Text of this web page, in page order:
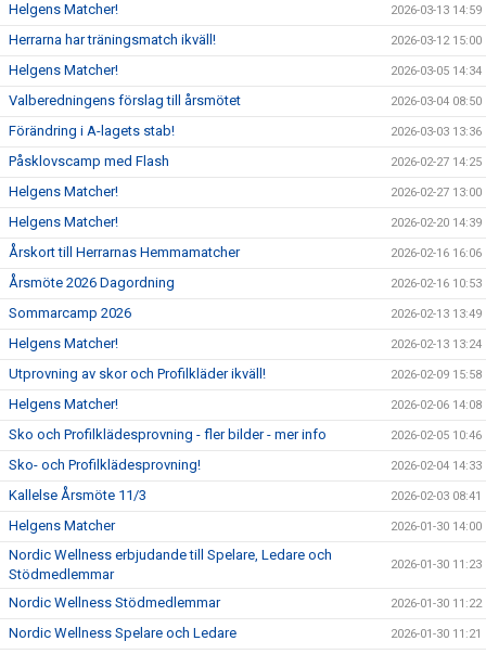
Helgens Matcher! 2026-03-13 14:59
Herrarna har träningsmatch ikväll! 2026-03-12 15:00
Helgens Matcher! 2026-03-05 14:34
Valberedningens förslag till årsmötet 2026-03-04 08:50
Förändring i A-lagets stab! 2026-03-03 13:36
Påsklovscamp med Flash 2026-02-27 14:25
Helgens Matcher! 2026-02-27 13:00
Helgens Matcher! 2026-02-20 14:39
Årskort till Herrarnas Hemmamatcher 2026-02-16 16:06
Årsmöte 2026 Dagordning 2026-02-16 10:53
Sommarcamp 2026 2026-02-13 13:49
Helgens Matcher! 2026-02-13 13:24
Utprovning av skor och Profilkläder ikväll! 2026-02-09 15:58
Helgens Matcher! 2026-02-06 14:08
Sko och Profilklädesprovning - fler bilder - mer info 2026-02-05 10:46
Sko- och Profilklädesprovning! 2026-02-04 14:33
Kallelse Årsmöte 11/3 2026-02-03 08:41
Helgens Matcher 2026-01-30 14:00
Nordic Wellness erbjudande till Spelare, Ledare och
Stödmedlemmar
2026-01-30 11:23
Nordic Wellness Stödmedlemmar 2026-01-30 11:22
Nordic Wellness Spelare och Ledare 2026-01-30 11:21